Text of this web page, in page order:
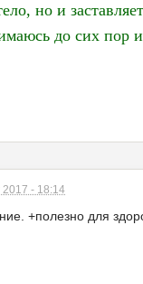
но и
до сих пор
- 18:14
+полезно для